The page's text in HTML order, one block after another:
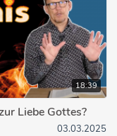
18:39
Liebe Gottes?
03.03.2025